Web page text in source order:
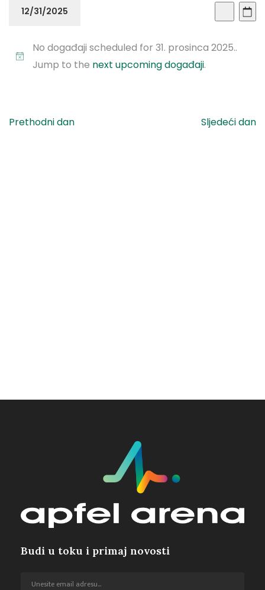
Traži
Dan
12/31/2025
datum.No događaji scheduled for 31. prosinca 2025..
Jump to the next upcoming događaji.
Prethodni dan Sljedeći dan
Budi u toku i primaj novosti